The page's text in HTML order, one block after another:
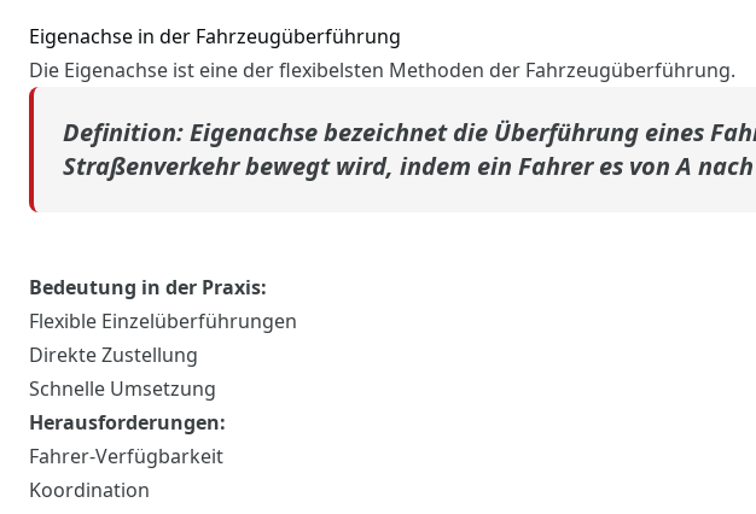
Eigenachse in der Fahrzeugüberführung
Die Eigenachse ist eine der flexibelsten Methoden der Fahrzeugüberführung.
Definition:Eigenachse bezeichnet die Überführung eines
Straßenverkehr bewegt wird, indem ein Fahrer es von A
Bedeutung in der Praxis:
Flexible Einzelüberführungen
Direkte Zustellung
Schnelle Umsetzung
Herausforderungen:
Fahrer-Verfügbarkeit
Koordination